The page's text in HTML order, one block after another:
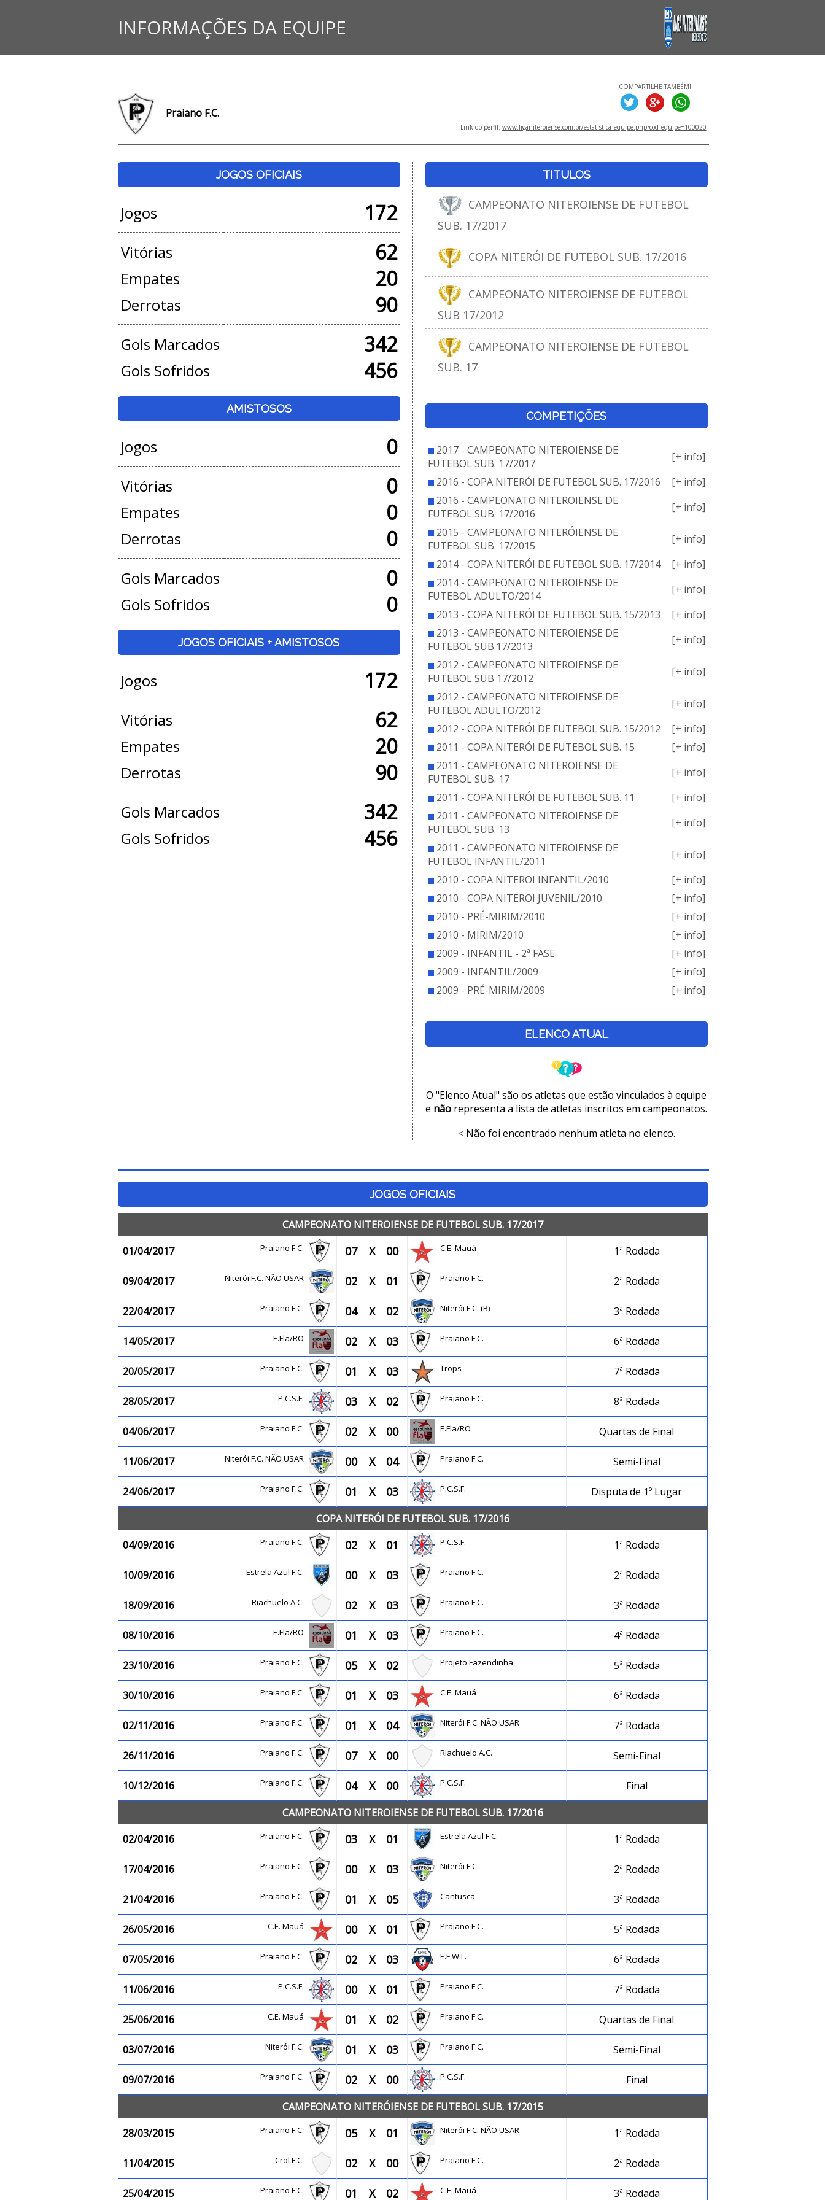
INFORMAÇÕES DA EQUIPE
Praiano F.C.
COMPARTILHE TAMBÉM!
Link do perfil: www.liganiteroiense.com.br/estatistica_equipe.php?cod_equipe=100020
JOGOS OFICIAIS
Jogos 172
Vitórias 62
Empates 20
Derrotas 90
Gols Marcados 342
Gols Sofridos 456
AMISTOSOS
Jogos 0
Vitórias 0
Empates 0
Derrotas 0
Gols Marcados 0
Gols Sofridos 0
JOGOS OFICIAIS + AMISTOSOS
Jogos 172
Vitórias 62
Empates 20
Derrotas 90
Gols Marcados 342
Gols Sofridos 456
TITULOS
CAMPEONATO NITEROIENSE DE FUTEBOL
SUB. 17/2017
COPA NITERÓI DE FUTEBOL SUB. 17/2016
CAMPEONATO NITEROIENSE DE FUTEBOL
SUB 17/2012
CAMPEONATO NITEROIENSE DE FUTEBOL
SUB. 17
COMPETIÇÕES
2017 - CAMPEONATO NITEROIENSE DE
FUTEBOL SUB. 17/2017
[+ info]
2016 - COPA NITERÓI DE FUTEBOL SUB. 17/2016
[+ info]
2016 - CAMPEONATO NITEROIENSE DE
FUTEBOL SUB. 17/2016
[+ info]
2015 - CAMPEONATO NITERÓIENSE DE
FUTEBOL SUB. 17/2015
[+ info]
2014 - COPA NITERÓI DE FUTEBOL SUB. 17/2014
[+ info]
2014 - CAMPEONATO NITEROIENSE DE
FUTEBOL ADULTO/2014
[+ info]
2013 - COPA NITERÓI DE FUTEBOL SUB. 15/2013
[+ info]
2013 - CAMPEONATO NITEROIENSE DE
FUTEBOL SUB.17/2013
[+ info]
2012 - CAMPEONATO NITEROIENSE DE
FUTEBOL SUB 17/2012
[+ info]
2012 - CAMPEONATO NITEROIENSE DE
FUTEBOL ADULTO/2012
[+ info]
2012 - COPA NITERÓI DE FUTEBOL SUB. 15/2012
[+ info]
2011 - COPA NITERÓI DE FUTEBOL SUB. 15
[+ info]
2011 - CAMPEONATO NITEROIENSE DE
FUTEBOL SUB. 17
[+ info]
2011 - COPA NITERÓI DE FUTEBOL SUB. 11
[+ info]
2011 - CAMPEONATO NITEROIENSE DE
FUTEBOL SUB. 13
[+ info]
2011 - CAMPEONATO NITEROIENSE DE
FUTEBOL INFANTIL/2011
[+ info]
2010 - COPA NITEROI INFANTIL/2010
[+ info]
2010 - COPA NITEROI JUVENIL/2010
[+ info]
2010 - PRÉ-MIRIM/2010
[+ info]
2010 - MIRIM/2010
[+ info]
2009 - INFANTIL - 2ª FASE
[+ info]
2009 - INFANTIL/2009
[+ info]
2009 - PRÉ-MIRIM/2009
[+ info]
ELENCO ATUAL
O "Elenco Atual" são os atletas que estão vinculados à equipe
e não representa a lista de atletas inscritos em campeonatos.
< Não foi encontrado nenhum atleta no elenco.
JOGOS OFICIAIS
CAMPEONATO NITEROIENSE DE FUTEBOL SUB. 17/2017
01/04/2017
Praiano F.C. 07 X 00 C.E. Mauá 1ª Rodada
09/04/2017 Niterói F.C. NÃO USAR 02 X 01 Praiano F.C. 2ª Rodada
22/04/2017 Praiano F.C. 04 X 02 Niterói F.C. (B) 3ª Rodada
14/05/2017 E.Fla/RO 02 X 03 Praiano F.C. 6ª Rodada
20/05/2017 Praiano F.C. 01 X 03 Trops 7ª Rodada
28/05/2017 P.C.S.F. 03 X 02 Praiano F.C. 8ª Rodada
04/06/2017 Praiano F.C. 02 X 00 E.Fla/RO Quartas de Final
11/06/2017 Niterói F.C. NÃO USAR 00 X 04 Praiano F.C. Semi-Final
24/06/2017 Praiano F.C. 01 X 03 P.C.S.F.
Disputa de 1º Lugar
COPA NITERÓI DE FUTEBOL SUB. 17/2016
04/09/2016
Praiano F.C. 02 X 01 P.C.S.F. 1ª Rodada
10/09/2016 Estrela Azul F.C. 00 X 03 Praiano F.C. 2ª Rodada
18/09/2016 Riachuelo A.C. 02 X 03 Praiano F.C. 3ª Rodada
08/10/2016 E.Fla/RO 01 X 03 Praiano F.C. 4ª Rodada
23/10/2016 Praiano F.C. 05 X 02 Projeto Fazendinha 5ª Rodada
30/10/2016 Praiano F.C. 01 X 03 C.E. Mauá 6ª Rodada
02/11/2016 Praiano F.C. 01 X 04 Niterói F.C. NÃO USAR 7ª Rodada
26/11/2016 Praiano F.C. 07 X 00 Riachuelo A.C. Semi-Final
10/12/2016 Praiano F.C. 04 X 00 P.C.S.F.
Final
CAMPEONATO NITEROIENSE DE FUTEBOL SUB. 17/2016
02/04/2016
Praiano F.C. 03 X 01 Estrela Azul F.C. 1ª Rodada
17/04/2016 Praiano F.C. 00 X 03 Niterói F.C. 2ª Rodada
21/04/2016 Praiano F.C. 01 X 05 Cantusca 3ª Rodada
26/05/2016 C.E. Mauá 00 X 01 Praiano F.C. 5ª Rodada
07/05/2016 Praiano F.C. 02 X 03 E.F.W.L. 6ª Rodada
11/06/2016 P.C.S.F. 00 X 01 Praiano F.C. 7ª Rodada
25/06/2016 C.E. Mauá 01 X 02 Praiano F.C. Quartas de Final
03/07/2016 Niterói F.C. 01 X 03 Praiano F.C. Semi-Final
09/07/2016 Praiano F.C. 02 X 00 P.C.S.F.
Final
CAMPEONATO NITERÓIENSE DE FUTEBOL SUB. 17/2015
28/03/2015
Praiano F.C. 05 X 01 Niterói F.C. NÃO USAR 1ª Rodada
11/04/2015 Crol F.C. 02 X 00 Praiano F.C. 2ª Rodada
25/04/2015 Praiano F.C. 01 X 02 C.E. Mauá 3ª Rodada